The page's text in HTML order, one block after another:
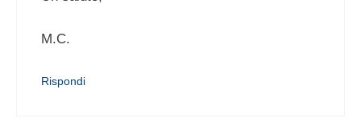
M.C.
Rispondi